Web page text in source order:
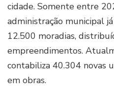
cidade. Somente entre
administração municipal
12.500 moradias,
empreendimentos.
contabiliza 40.304 novas
em obras.